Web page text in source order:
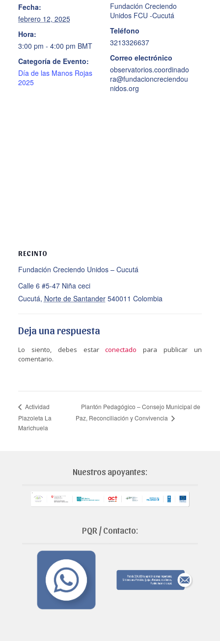
Fecha:
febrero 12, 2025
Hora:
3:00 pm - 4:00 pm BMT
Categoría de Evento:
Día de las Manos Rojas
2025
Fundación Creciendo
Unidos FCU -Cucutá
Teléfono
3213326637
Correo electrónico
observatorios.coordinado
ra@fundacioncreciendou
nidos.org
RECINTO
Fundación Creciendo Unidos – Cucutá
Calle 6 #5-47 Niña ceci
Cucutá, Norte de Santander 540011 Colombia
Deja una respuesta
Lo siento, debes estarconectado para publicar un
comentario.
Actividad
Plazoleta La
Marichuela
Plantón Pedagógico – Consejo Municipal de
Paz, Reconciliación y Convivencia
Nuestros apoyantes:
PQR / Contacto: